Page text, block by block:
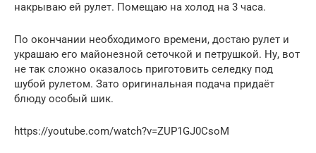
накрываю ей рулет. Помещаю на холод на 3 часа.
По окончании необходимого времени, достаю рулет и
украшаю его майонезной сеточкой и петрушкой. Ну, вот
не так сложно оказалось приготовить селедку под
шубой рулетом. Зато оригинальная подача придаёт
блюду особый шик.
https://youtube.com/watch?v=ZUP1GJ0CsoM